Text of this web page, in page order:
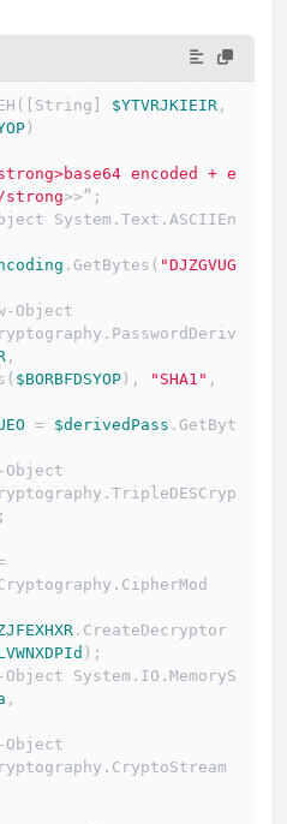
$YTVRJKIEIR ,
)
encoded + e
strong>>”;
System.Text.ASCIIEn
.GetBytes( "DJZGVUG
Object
,
$BORBFDSYOP), "SHA1" ,
= $derivedPass .GetByt
Object
.CreateDecryptor
);
Object System.IO.MemoryS
,
Object